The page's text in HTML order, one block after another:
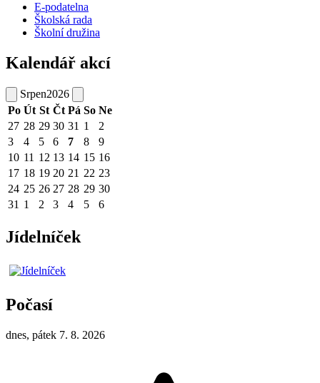
E-podatelna
Školská rada
Školní družina
Kalendář akcí
Srpen2026
Po Út St Čt Pá So Ne
27 28 29 30 31 1
2
3
4 5 6 7 8
9
10 11 12 13 14 15 16
17 18 19 20 21 22 23
24 25 26 27 28 29 30
31 1 2 3 4 5 6
Jídelníček
Počasí
dnes, pátek 7. 8. 2026